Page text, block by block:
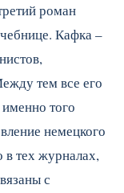
роман
Кафка –
тем все его
того
немецкого
в тех журналах,
с